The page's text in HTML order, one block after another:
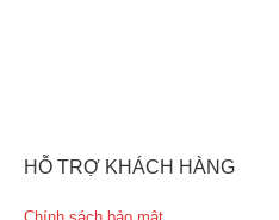
HỖ TRỢ KHÁCH HÀNG